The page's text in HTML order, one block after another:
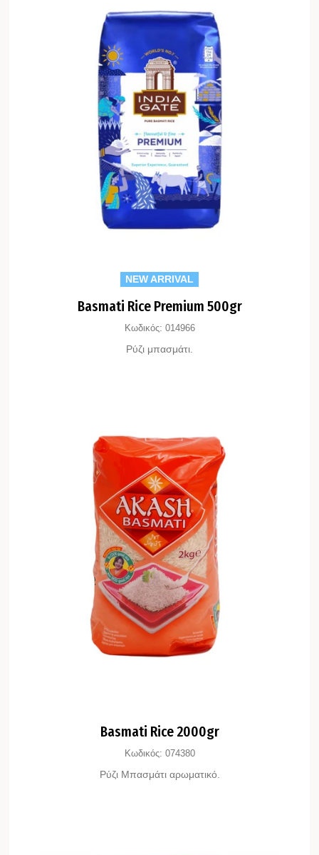
NEW ARRIVAL
Basmati Rice Premium 500gr
Κωδικός: 014966
Ρύζι μπασμάτι.
Basmati Rice 2000gr
Κωδικός: 074380
Ρύζι Μπασμάτι αρωματικό.